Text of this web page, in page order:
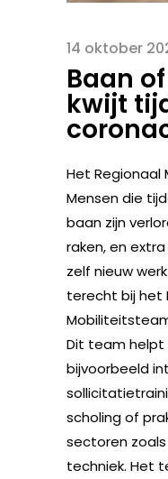
14 oktober
Baan
kwijt
Het
Mensen die
baan zijn
raken, en
zelf nieuw
terecht bij het
Dit team helpt
bijvoorbeeld
scholing of
sectoren
techniek. Het